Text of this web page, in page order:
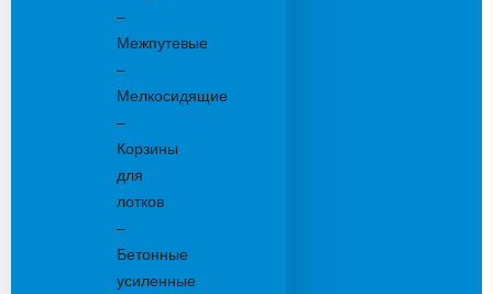
–
Межпутевые
–
Мелкосидящие
–
Корзины
для
лотков
–
Бетонные
усиленные